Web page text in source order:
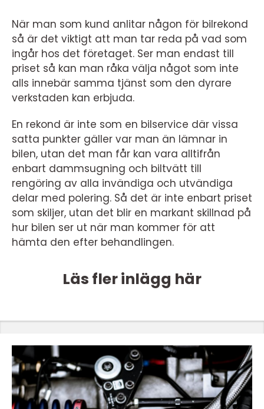
När man som kund anlitar någon för bilrekond
så är det viktigt att man tar reda på vad som
ingår hos det företaget. Ser man endast till
priset så kan man råka välja något som inte
alls innebär samma tjänst som den dyrare
verkstaden kan erbjuda.
En rekond är inte som en bilservice där vissa
satta punkter gäller var man än lämnar in
bilen, utan det man får kan vara alltifrån
enbart dammsugning och biltvätt till
rengöring av alla invändiga och utvändiga
delar med polering. Så det är inte enbart priset
som skiljer, utan det blir en markant skillnad på
hur bilen ser ut när man kommer för att
hämta den efter behandlingen.
Läs fler inlägg här